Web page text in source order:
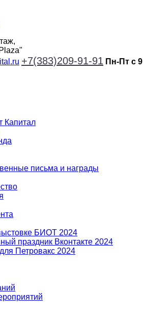
+7(383)209-91-91 Пн-Пт с
Капитал
письма и награды
БИОТ 2024
праздник Вконтакте 2024
Петровакс 2024